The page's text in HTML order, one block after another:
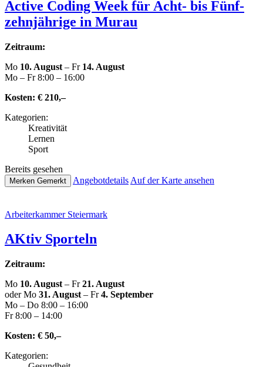
Active Coding Week für Acht- bis Fünf­
zehn­jäh­ri­ge in Murau
Zeitraum:
Mo 10. August – Fr 14. August
Mo – Fr 8:00 – 16:00
Kosten: € 210,–
Kate­go­rien:
Krea­ti­vi­tät
Lernen
Sport
Bereits gesehen
Merken Gemerkt Ange­botde­tails Auf der Karte ansehen
Arbei­ter­kam­mer Steiermark
AKtiv Sporteln
Zeitraum:
Mo 10. August– Fr21. August
oder Mo 31. August– Fr4. September
Mo – Do 8:00 – 16:00
Fr 8:00 – 14:00
Kosten: € 50,–
Kate­go­rien: